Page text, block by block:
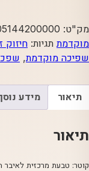
מק"ט:
מוקדמת תגיות: חיזוק
שפיכה מוקדמת,
תיאור מידע
תיאור